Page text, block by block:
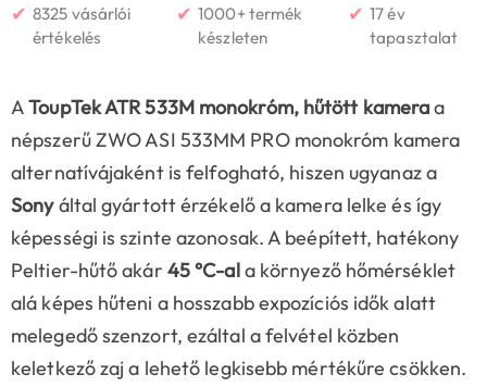
✔ 8325 vásárlói
értékelés
✔ 1000+ termék
készleten
✔ 17 év
tapasztalat
AToupTek ATR 533M monokróm, hűtött kameraa
népszerű ZWO ASI 533MM PRO monokróm kamera
alternatívájaként is felfogható, hiszen ugyanaz a
Sonyáltal gyártott érzékelő a kamera lelke és így
képességi is szinte azonosak. A beépített, hatékony
Peltier-hűtő akár 45 °C-ala környező hőmérséklet
alá képes hűteni a hosszabb expozíciós idők alatt
melegedő szenzort, ezáltal a felvétel közben
keletkező zaj a lehető legkisebb mértékűre csökken.